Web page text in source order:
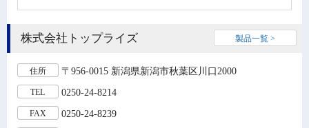
株式会社トップライズ 製品一覧 >
住所 〒956-0015 新潟県新潟市秋葉区川口2000
TEL 0250-24-8214
FAX 0250-24-8239